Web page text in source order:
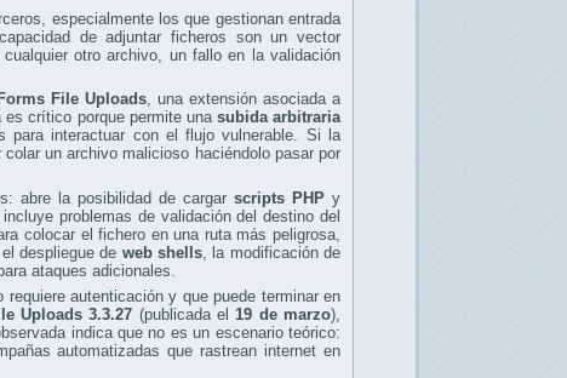
especialmente los que gestionan entrada
de adjuntar ficheros son un vector
otro archivo, un fallo en la validación
File Uploads, una extensión asociada a
es crítico porque permite unasubida arbitraria
para interactuar con el flujo vulnerable. Si la
un archivo malicioso haciéndolo pasar por
abre la posibilidad de cargarscripts PHP y
problemas de validación del destino del
colocar el fichero en una ruta más peligrosa,
despliegue de web shells , la modificación de
ataques adicionales.
autenticación y que puede terminar en
Uploads 3.3.27 (publicada el19 de marzo),
indica que no es un escenario teórico:
automatizadas que rastrean internet en